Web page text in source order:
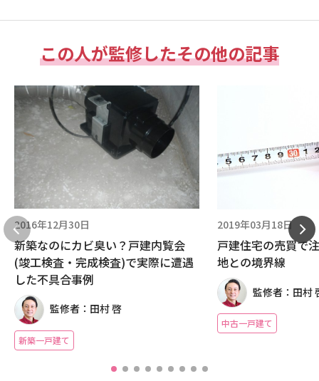
この人が監修したその他の記事
2016年12月30日
新築なのにカビ臭い？戸建内覧会
(竣工検査・完成検査)で実際に遭遇
した不具合事例
監修者：田村 啓
新築一戸建て
2019年03月18日
戸建住宅の売買で
地との境界線
監修者：田村
中古一戸建て